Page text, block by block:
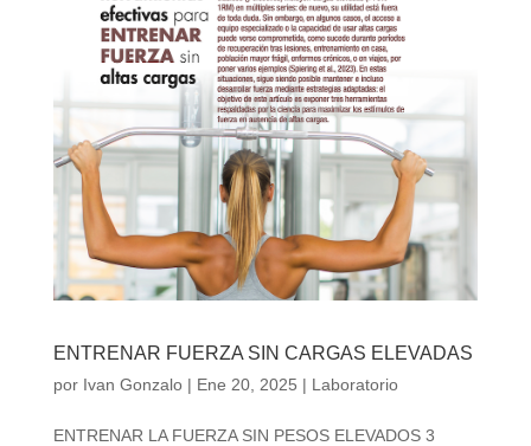
ENTRENAR FUERZA SIN CARGAS ELEVADAS
por Ivan Gonzalo| Ene 20, 2025 | Laboratorio
ENTRENAR LA FUERZA SIN PESOS ELEVADOS 3